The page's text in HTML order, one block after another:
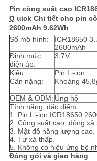
YÊU
CẦU
BÁO
GIÁ
SƠ
ĐỒ
TRANG
WEB
Pin công suất cao
Quick Chi tiết cho pin
2600mAh 9.62Wh
Số mô hình:
ICR18650
2600mAh
Định mức
điện áp:
3,7V
Kiểu: Pin Li-ion
Cân nặng:
Khoảng
OEM & ODM: Ủng hộ
Tính năng, đặc điểm:
1. Pin Li-ion ICR18650
2. Công suất cao, dòng xả
3. Mật độ năng lượng cao.
4. Tự xả thấp.
5. Không có hiệu ứng bộ
Đóng gói và giao hàng